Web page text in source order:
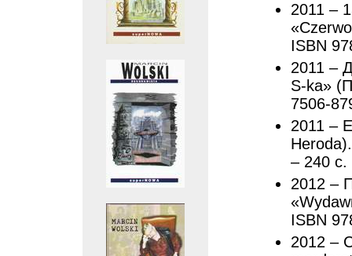
2011 –
ISBN
2011 –
S-ka»
7506-
2011 –
– 240 с.
2012 –
ISBN
2012 –